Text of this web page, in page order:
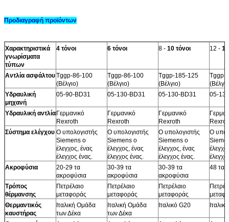
Προδιαγραφή προϊόντων
Χαρακτηριστικά
γνωρίσματα
τύπων
4 τόνοι 6 τόνοι 8 - 10 τόνοι 12 -
Αντλία ασφάλτουTggp-86-100
(Βέλγιο)
Tggp-86-100
(Βέλγιο)
Tggp-185-125
(Βέλγιο)
Tggp-
Υδραυλική
μηχανή
05-90-BD31 05-130-BD31 05-130-BD31 05-
Υδραυλική αντλίαΓερμανικό
Rexroth
Γερμανικό
Rexroth
Γερμανικό
Rexroth
Σύστημα ελέγχου Ο υπολογιστής
Siemens ο
έλεγχος, ένας
έλεγχος ένας.
Ο υπολογιστής
Siemens ο
έλεγχος, ένας
έλεγχος ένας.
Ο υπολογιστής
Siemens ο
έλεγχος, ένας
έλεγχος ένας.
Ο
Ακροφύσια
20-29 τα
ακροφύσια
30-39 τα
ακροφύσια
30-39 τα
ακροφύσια
48 τα
Τρόπος
θέρμανσης
Πετρέλαιο
μεταφοράς
Πετρέλαιο
μεταφοράς
Πετρέλαιο
μεταφοράς
Θερμαντικός
καυστήρας
Ιταλική Ομάδα
των Δέκα
Ιταλική Ομάδα
των Δέκα
Ιταλικό G20